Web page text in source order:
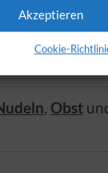
Akzeptieren
Cookie-
Sülzetal(
, Obst